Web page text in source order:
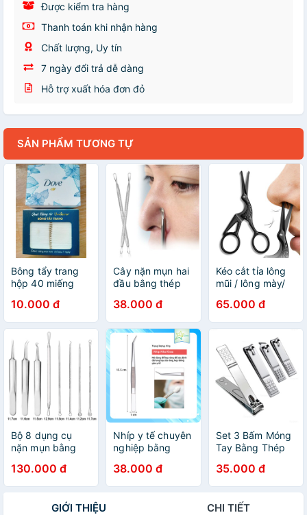
Được kiểm tra hàng
Thanh toán khi nhận hàng
Chất lượng, Uy tín
7 ngày đổi trả dễ dàng
Hỗ trợ xuất hóa đơn đỏ
SẢN PHẨM TƯƠNG TỰ
Bông tẩy trang
hộp 40 miếng
10.000 đ
Cây nặn mụn hai
đầu bằng thép
38.000 đ
Kéo cắt tỉa lông
mũi / lông mày/
thép không gỉ
#K1
65.000 đ
Bộ 8 dụng cụ
nặn mụn bằng
tiện dụng
130.000 đ
Nhíp y tế chuyên
nghiệp bằng
38.000 đ
Set 3 Bấm Móng
Tay Bằng Thép
Lượng Cao Tiện
Dụng (có thể
35.000 đ
GIỚI THIỆU CHI TIẾT